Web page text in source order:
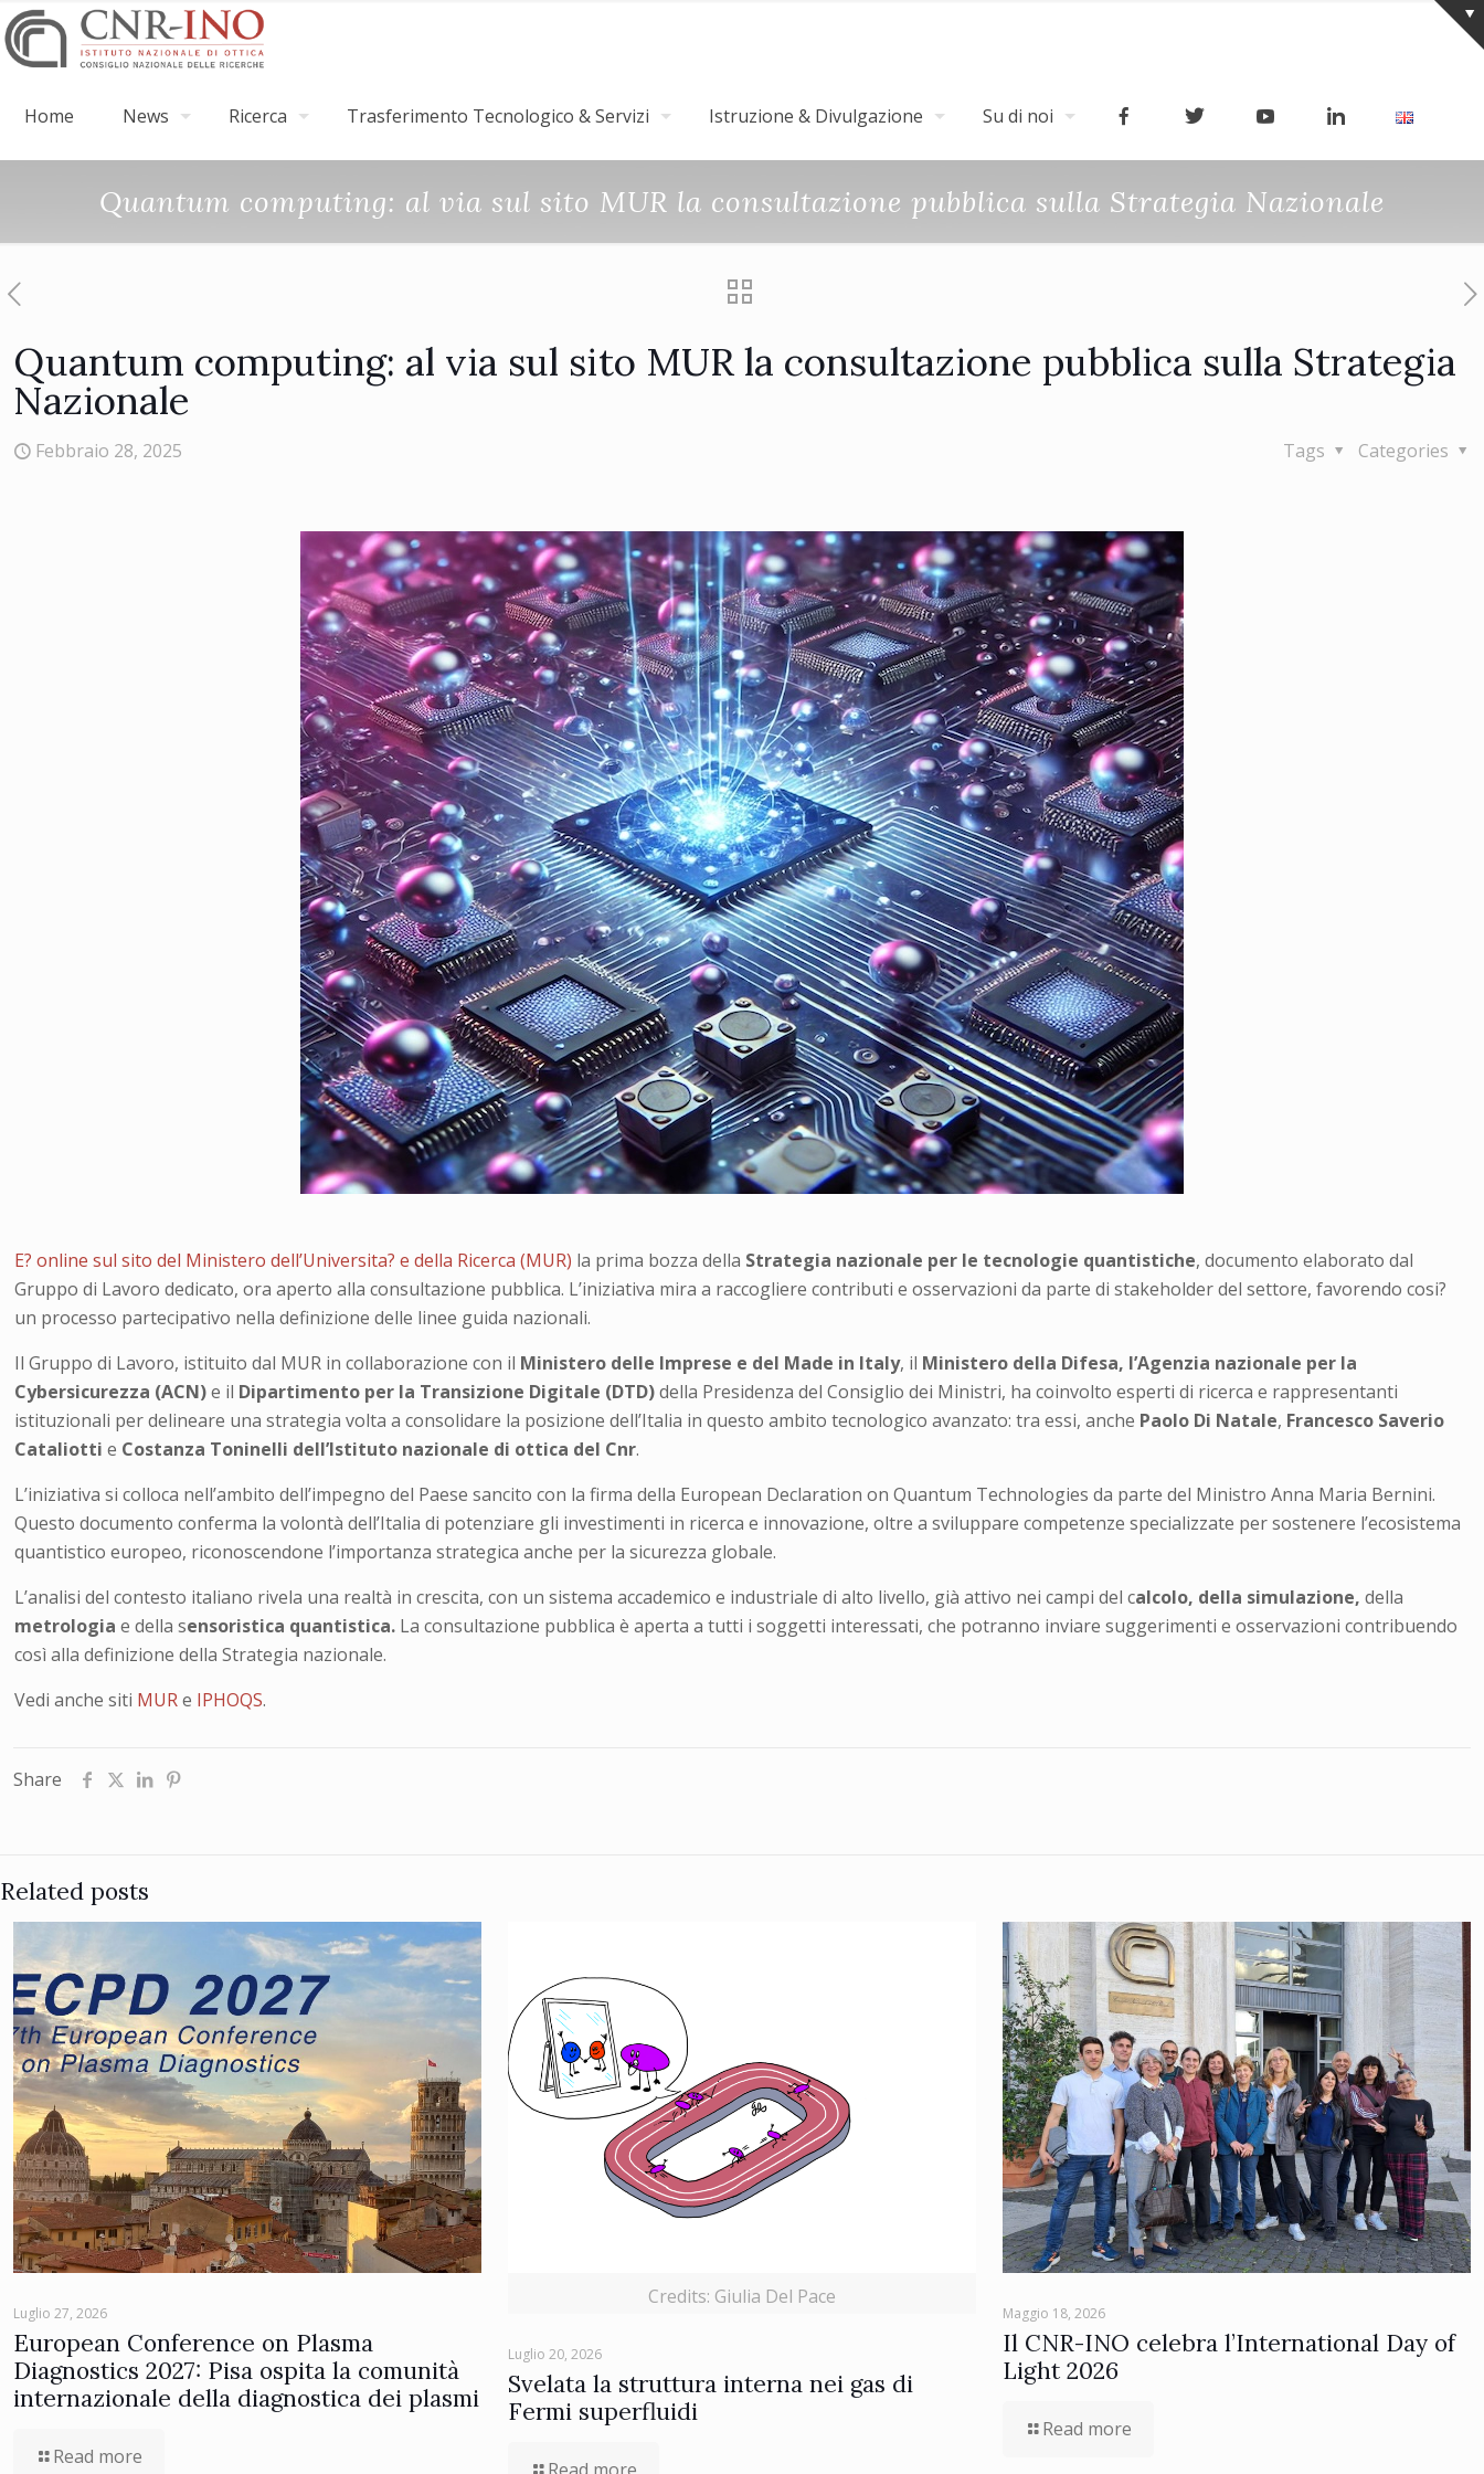
Home News Ricerca Trasferimento Tecnologico & Servizi Istruzione & Divulgazione Su di noi
Quantum computing: al via sul sito MUR la consultazione pubblica sulla Strategia Nazionale
Quantum computing: al via sul sito MUR la consultazione pubblica sulla Strategia
Nazionale
Febbraio 28, 2025 Categories
Tags
E? online sul sito del Ministero dell’Universita? e della Ricerca (MUR) la prima bozza della Strategia nazionale per le tecnologie quantistiche, documento elaborato dal
Gruppo di Lavoro dedicato, ora aperto alla consultazione pubblica. L’iniziativa mira a raccogliere contributi e osservazioni da parte di stakeholder del settore, favorendo cosi?
un processo partecipativo nella definizione delle linee guida nazionali.
Il Gruppo di Lavoro, istituito dal MUR in collaborazione con il Ministero delle Imprese e del Made in Italy, il Ministero della Difesa, l’Agenzia nazionale per la
Cybersicurezza (ACN)e il Dipartimento per la Transizione Digitale (DTD)della Presidenza del Consiglio dei Ministri, ha coinvolto esperti di ricerca e rappresentanti
istituzionali per delineare una strategia volta a consolidare la posizione dell’Italia in questo ambito tecnologico avanzato: tra essi, anche Paolo Di Natale, Francesco Saverio
Cataliotti e Costanza Toninelli dell’Istituto nazionale di ottica del Cnr.
L’iniziativa si colloca nell’ambito dell’impegno del Paese sancito con la firma della European Declaration on Quantum Technologies da parte del Ministro Anna Maria Bernini.
Questo documento conferma la volontà dell’Italia di potenziare gli investimenti in ricerca e innovazione, oltre a sviluppare competenze specializzate per sostenere l’ecosistema
quantistico europeo, riconoscendone l’importanza strategica anche per la sicurezza globale.
L’analisi del contesto italiano rivela una realtà in crescita, con un sistema accademico e industriale di alto livello, già attivo nei campi del calcolo, della simulazione, della
metrologia e della sensoristica quantistica. La consultazione pubblica è aperta a tutti i soggetti interessati, che potranno inviare suggerimenti e osservazioni contribuendo
così alla definizione della Strategia nazionale.
Vedi anche siti MURe IPHOQS.
Share
Related posts
Luglio 27, 2026
European Conference on Plasma
Diagnostics 2027: Pisa ospita la comunità
internazionale della diagnostica dei plasmi
Read more
Credits: Giulia Del Pace
Luglio 20, 2026
Svelata la struttura interna nei gas di
Fermi superfluidi
Maggio 18, 2026
Il CNR-INO celebra l’International Day of
Light 2026
Read more